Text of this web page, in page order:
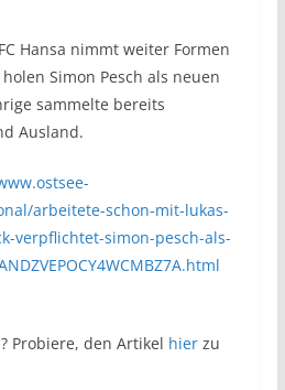
Hansa nimmt weiter Formen
Simon Pesch als neuen
sammelte bereits
Ausland.
arbeitete-schon-mit-lukas-
verpflichtet-simon-pesch-als-
Probiere, den Artikel hierzu